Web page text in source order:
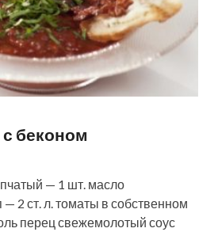
беконом
— 1 шт. масло
— 2 ст. л. томаты в собственном
перец свежемолотый соус